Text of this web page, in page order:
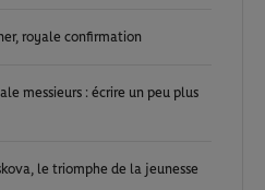
royale confirmation
messieurs : écrire un peu plus
le triomphe de la jeunesse